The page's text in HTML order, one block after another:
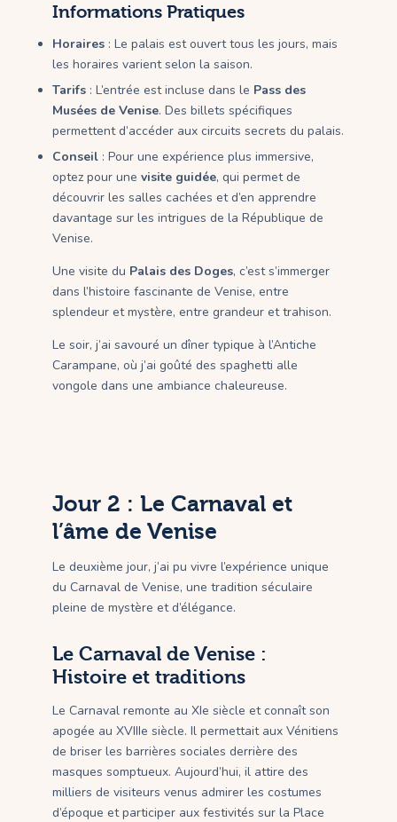
Informations Pratiques
Horaires : Le palais est ouvert tous les jours, mais
les horaires varient selon la saison.
Tarifs : L’entrée est incluse dans le Pass des
Musées de Venise. Des billets spécifiques
permettent d’accéder aux circuits secrets du palais.
Conseil : Pour une expérience plus immersive,
optez pour une visite guidée, qui permet de
découvrir les salles cachées et d’en apprendre
davantage sur les intrigues de la République de
Venise.
Une visite du Palais des Doges, c’est s’immerger
dans l’histoire fascinante de Venise, entre
splendeur et mystère, entre grandeur et trahison.
Le soir, j’ai savouré un dîner typique à l’Antiche
Carampane, où j’ai goûté des spaghetti alle
vongole dans une ambiance chaleureuse.
Jour 2 : Le Carnaval et
l’âme de Venise
Le deuxième jour, j’ai pu vivre l’expérience unique
du Carnaval de Venise, une tradition séculaire
pleine de mystère et d’élégance.
Le Carnaval de Venise :
Histoire et traditions
Le Carnaval remonte au XIe siècle et connaît son
apogée au XVIIIe siècle. Il permettait aux Vénitiens
de briser les barrières sociales derrière des
masques somptueux. Aujourd’hui, il attire des
milliers de visiteurs venus admirer les costumes
d’époque et participer aux festivités sur la Place